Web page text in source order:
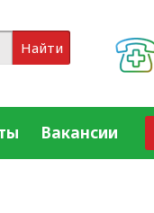
Найти
Вакансии